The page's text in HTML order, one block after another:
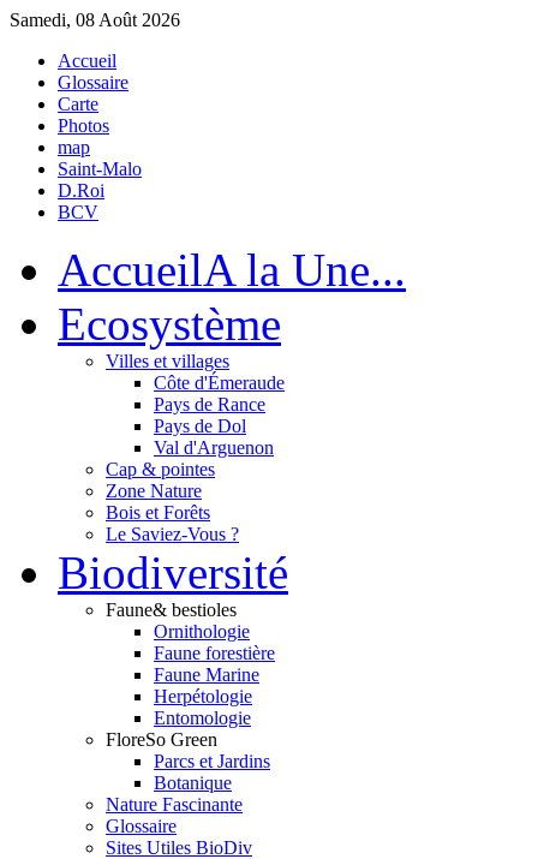
Samedi, 08 Août 2026
Accueil
Glossaire
Carte
Photos
map
Saint-Malo
D.Roi
BCV
AccueilA la Une...
Ecosystème
Villes et villages
Côte d'Émeraude
Pays de Rance
Pays de Dol
Val d'Arguenon
Cap & pointes
Zone Nature
Bois et Forêts
Le Saviez-Vous ?
Biodiversité
Faune& bestioles
Ornithologie
Faune forestière
Faune Marine
Herpétologie
Entomologie
FloreSo Green
Parcs et Jardins
Botanique
Nature Fascinante
Glossaire
Sites Utiles BioDiv